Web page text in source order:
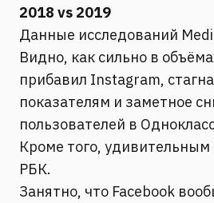
2018 vs 2019
Данные исследований
Видно, как сильно в
прибавил Instagram,
показателям и заметное
пользователей в
Кроме того, удивительным
РБК.
Занятно, что Facebook